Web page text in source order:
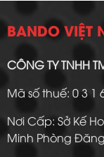
BANDO VIỆT
CÔNG TY TNHH
Mã số thuế: 0 3 1
Nơi Cấp: Sở Kế
Minh Phòng